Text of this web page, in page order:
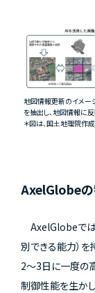
地図情報更新のイメー
を抽出し、地図情報に反
＊図は、国土地理院作
AxelGlobe
AxelGlobeでは
別できる能力）
2〜3日に一度の
制御性能を生か